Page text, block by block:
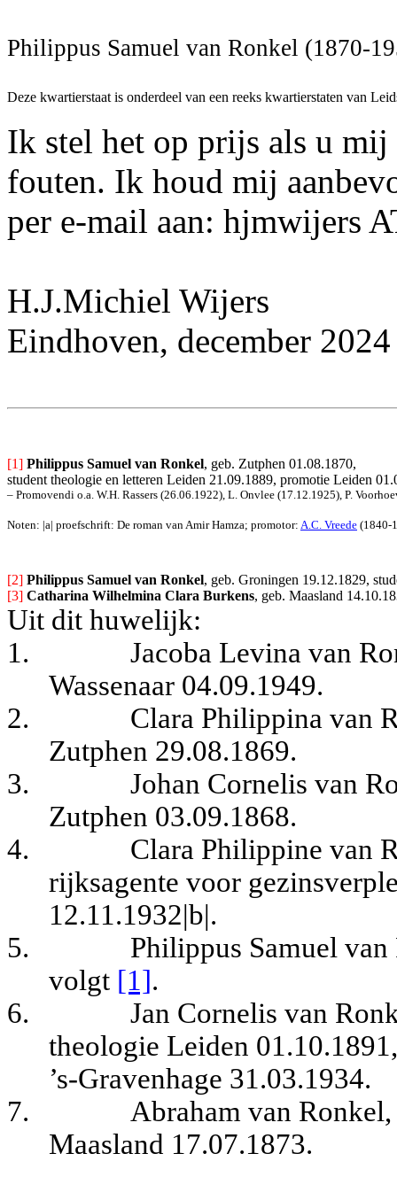
Philippus Samuel van Ronkel (1870-
Deze kwartierstaat is onderdeel van een reeks kwartierstaten van
Ik stel het op prijs als u mij
fouten. Ik houd mij
per e-mail aan: hjmwijers
H.J.Michiel Wijers
Eindhoven, december
[1] Philippus Samuel van Ronkel, geb. Zutphen 01.08.1870,
student theologie en letteren Leiden 21.09.1889, promotie Leiden
– Promovendi o.a. W.H. Rassers (26.06.1922), L. Onvlee (17.12.1925), P.
Noten: |a| proefschrift: De roman van Amir Hamza; promotor: A.C. Vreede (1840-
[2] Philippus Samuel van Ronkel, geb. Groningen 19.12.1829,
[3] Catharina Wilhelmina Clara Burkens, geb. Maasland
Uit dit huwelijk:
1.
Jacoba Levina van
Wassenaar 04.09.1949.
2.
Clara Philippina van
Zutphen 29.08.1869.
3.
Johan Cornelis van
Zutphen 03.09.1868.
4.
Clara Philippine van
rijksagente voor
12.11.1932|b|.
5.
Philippus Samuel
volgt [1].
6.
Jan Cornelis van
theologie Leiden
’s-Gravenhage 31.03.1934.
7.
Abraham van
Maasland 17.07.1873.